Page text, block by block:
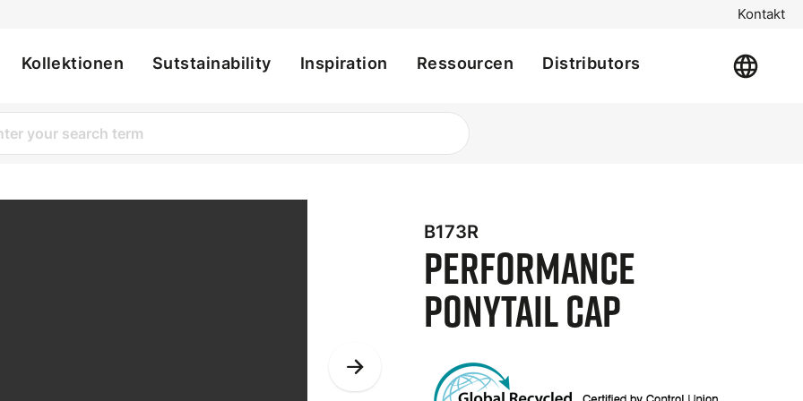
Kontakt
Kollektionen Sutstainability Inspiration Ressourcen Distributors
B173R
Performance
Ponytail Cap